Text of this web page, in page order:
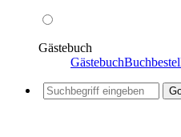
Gästebuch
Gästebuch